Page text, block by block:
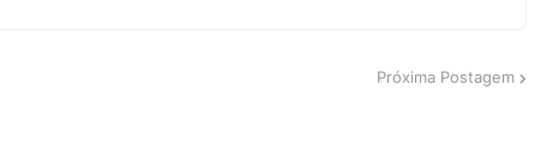
Próxima Postagem